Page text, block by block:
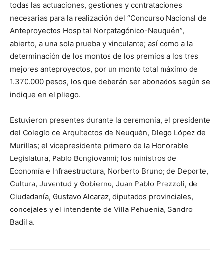
todas las actuaciones, gestiones y contrataciones
necesarias para la realización del “Concurso Nacional de
Anteproyectos Hospital Norpatagónico-Neuquén”,
abierto, a una sola prueba y vinculante; así como a la
determinación de los montos de los premios a los tres
mejores anteproyectos, por un monto total máximo de
1.370.000 pesos, los que deberán ser abonados según se
indique en el pliego.
Estuvieron presentes durante la ceremonia, el presidente
del Colegio de Arquitectos de Neuquén, Diego López de
Murillas; el vicepresidente primero de la Honorable
Legislatura, Pablo Bongiovanni; los ministros de
Economía e Infraestructura, Norberto Bruno; de Deporte,
Cultura, Juventud y Gobierno, Juan Pablo Prezzoli; de
Ciudadanía, Gustavo Alcaraz, diputados provinciales,
concejales y el intendente de Villa Pehuenia, Sandro
Badilla.